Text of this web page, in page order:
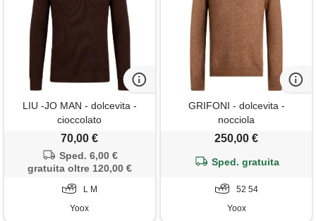
LIU -JO MAN - dolcevita -
cioccolato
70,00 €
Sped. 6,00 €
gratuita oltre 120,00 €
L M
Yoox
GRIFONI - dolcevita -
nocciola
250,00 €
Sped. gratuita
52 54
Yoox